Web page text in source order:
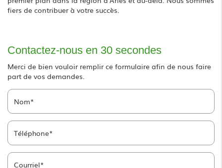
fiers de contribuer à votre succès.
Contactez-nous en 30 secondes
Merci de bien vouloir remplir ce formulaire afin de nous faire
part de vos demandes.